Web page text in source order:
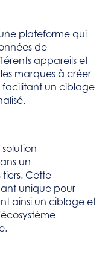
plateforme qui
de
appareils et
marques à créer
facilitant un ciblage
un
Cette
unique pour
ainsi un ciblage et